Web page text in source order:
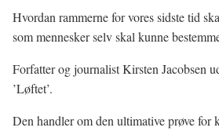
Hvordan rammerne for vores sidste tid
som mennesker selv skal kunne
Forfatter og journalist Kirsten Jacobsen
’Løftet’.
Den handler om den ultimative prøve for